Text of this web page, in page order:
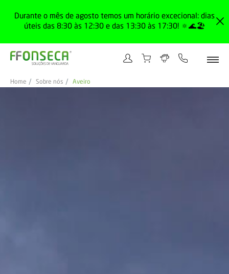
Durante o mês de agosto temos um horário excecional: dias
úteis das 8:30 às 12:30 e das 13:30 às 17:30! 🔅🌊🏖️
Home Sobre nós Aveiro